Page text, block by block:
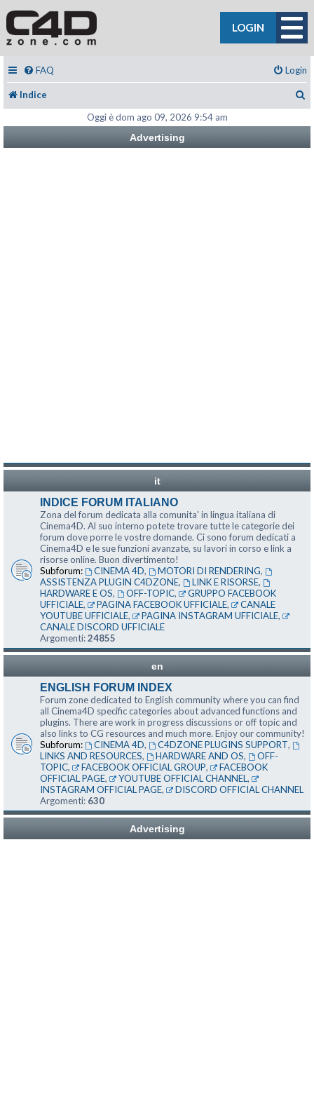
LOGIN
FAQ Login
Indice
Oggi è dom ago 09, 2026 9:54 am
Advertising
it
INDICE FORUM ITALIANO
Zona del forum dedicata alla comunita' in lingua italiana di
Cinema4D. Al suo interno potete trovare tutte le categorie dei
forum dove porre le vostre domande. Ci sono forum dedicati a
Cinema4D e le sue funzioni avanzate, su lavori in corso e link a
risorse online. Buon divertimento!
Subforum:
CINEMA 4D, MOTORI DI RENDERING,
ASSISTENZA PLUGIN C4DZONE, LINK E RISORSE,
HARDWARE E OS, OFF-TOPIC,
GRUPPO FACEBOOK
UFFICIALE, PAGINA FACEBOOK UFFICIALE,
CANALE
YOUTUBE UFFICIALE, PAGINA INSTAGRAM UFFICIALE,
CANALE DISCORD UFFICIALE
Argomenti:24855
en
ENGLISH FORUM INDEX
Forum zone dedicated to English community where you can find
all Cinema4D specific categories about advanced functions and
plugins. There are work in progress discussions or off topic and
also links to CG resources and much more. Enjoy our community!
Subforum:
CINEMA 4D, C4DZONE PLUGINS SUPPORT,
LINKS AND RESOURCES, HARDWARE AND OS,
OFF-
TOPIC, FACEBOOK OFFICIAL GROUP,
FACEBOOK
OFFICIAL PAGE, YOUTUBE OFFICIAL CHANNEL,
INSTAGRAM OFFICIAL PAGE,
DISCORD OFFICIAL CHANNEL
Argomenti: 630
Advertising